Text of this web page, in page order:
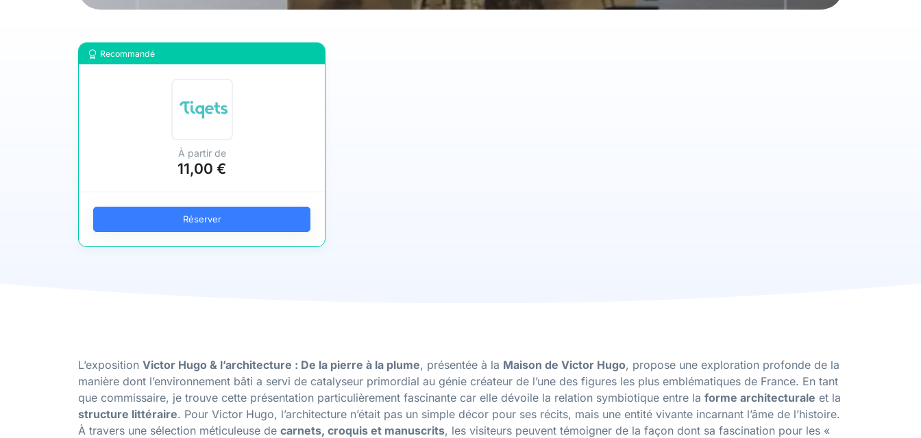
Recommandé
À partir de
11,00 €
Réserver
L’exposition Victor Hugo & l’architecture : De la pierre à la plume, présentée à la Maison de Victor Hugo, propose une exploration profonde de la
manière dont l’environnement bâti a servi de catalyseur primordial au génie créateur de l’une des figures les plus emblématiques de France. En tant
que commissaire, je trouve cette présentation particulièrement fascinante car elle dévoile la relation symbiotique entre la forme architecturale et la
structure littéraire. Pour Victor Hugo, l’architecture n’était pas un simple décor pour ses récits, mais une entité vivante incarnant l’âme de l’histoire.
À travers une sélection méticuleuse de carnets, croquis et manuscrits, les visiteurs peuvent témoigner de la façon dont sa fascination pour les «